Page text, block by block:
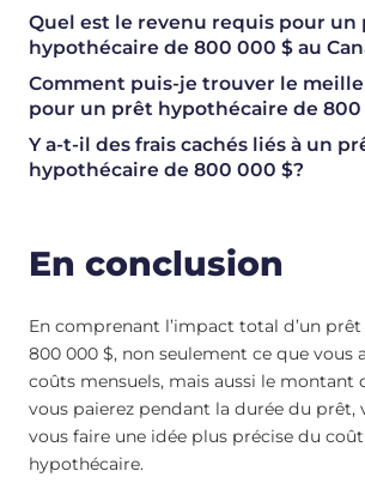
Quel est le revenu requis pour un
hypothécaire de 800 000 $ au
Comment puis-je trouver le
pour un prêt hypothécaire de 800
Y a-t-il des frais cachés liés à un
hypothécaire de 800 000 $?
En conclusion
En comprenant l’impact total d’un
800 000 $, non seulement ce que vous
coûts mensuels, mais aussi le montant
vous paierez pendant la durée du prêt,
vous faire une idée plus précise du
hypothécaire.